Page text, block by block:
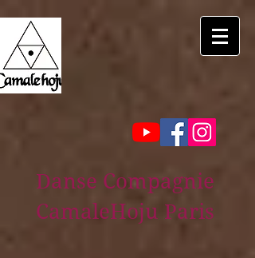
Danse Compagnie
CamaleHoju Paris